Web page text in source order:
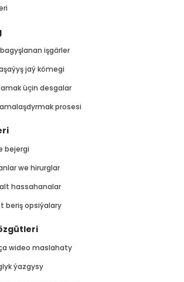
işgärler
jaý kömegi
üçin desgalar
prosesi
bejergi
we hirurglar
hassahanalar
beriş opsiýalary
wideo maslahaty
ýazgysy